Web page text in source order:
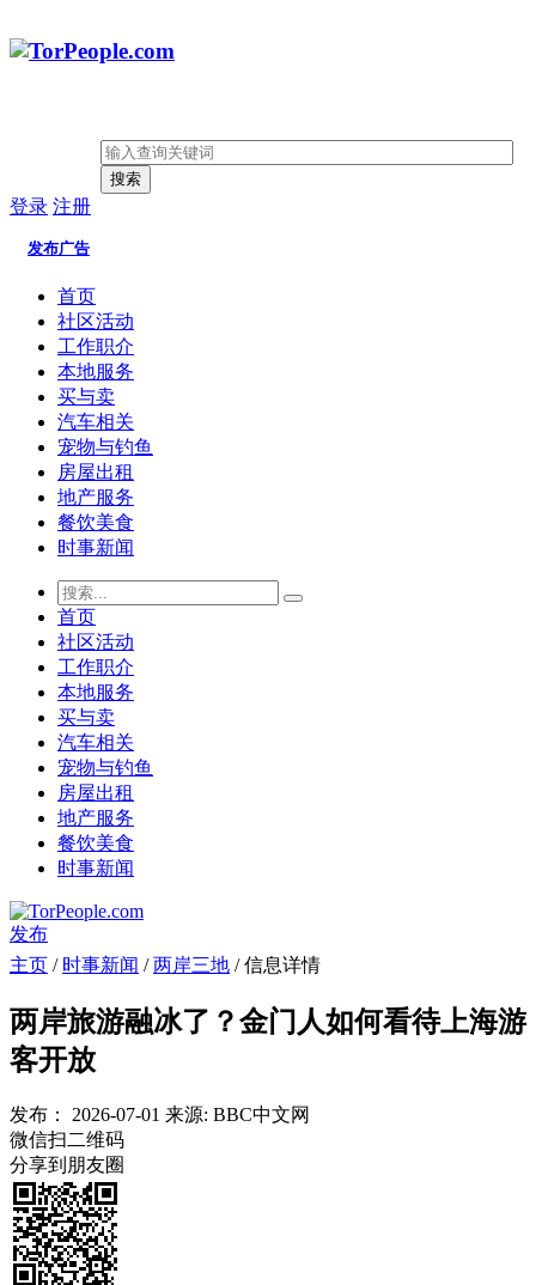
搜索
登录 注册
发布广告
首页
社区活动
工作职介
本地服务
买与卖
汽车相关
宠物与钓鱼
房屋出租
地产服务
餐饮美食
时事新闻
首页
社区活动
工作职介
本地服务
买与卖
汽车相关
宠物与钓鱼
房屋出租
地产服务
餐饮美食
时事新闻
发布
主页 / 时事新闻 /两岸三地 / 信息详情
两岸旅游融冰了？金门人如何看待上海游
客开放
发布： 2026-07-01 来源: BBC中文网
微信扫二维码
分享到朋友圈